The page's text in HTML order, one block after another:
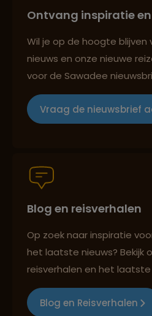
Reizen met oog voor
Groepsreizen mét
Ontvang inspiratie
Wil je op de hoogte
nieuws en onze nieuwe
voor de Sawadee
Vraag de nieuwsbrief
Blog en reisverhalen
Op zoek naar inspiratie
het laatste nieuws? Bekijk
reisverhalen en het laatste
Blog en Reisverhalen